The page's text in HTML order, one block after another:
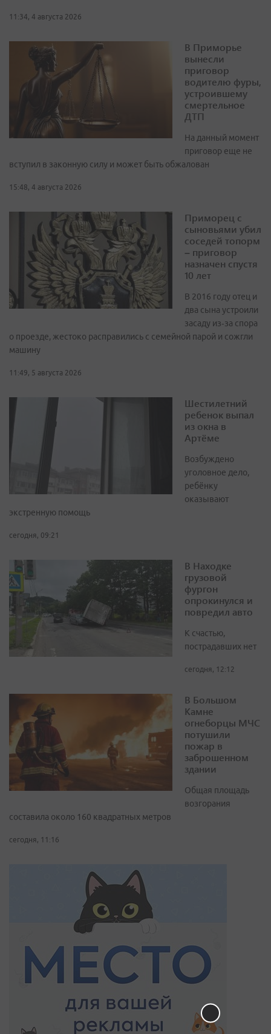
11:34, 4 августа 2026
В Приморье
вынесли
приговор
водителю фуры,
устроившему
смертельное
ДТП
На данный момент
приговор еще не
вступил в законную силу и может быть обжалован
15:48, 4 августа 2026
Приморец с
сыновьями убил
соседей топорм
– приговор
назначен спустя
10 лет
В 2016 году отец и
два сына устроили
засаду из‑за спора
о проезде, жестоко расправились с семейной парой и сожгли
машину
11:49, 5 августа 2026
Шестилетний
ребенок выпал
из окна в
Артёме
Возбуждено
уголовное дело,
ребёнку
оказывают
экстренную помощь
сегодня, 09:21
В Находке
грузовой
фургон
опрокинулся и
повредил авто
К счастью,
пострадавших нет
сегодня, 12:12
В Большом
Камне
огнеборцы МЧС
потушили
пожар в
заброшенном
здании
Общая площадь
возгорания
составила около 160 квадратных метров
сегодня, 11:16